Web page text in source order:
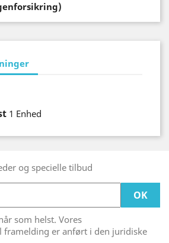
1 Enhed
og specielle tilbud
som helst. Vores
framelding er anført i den juridiske